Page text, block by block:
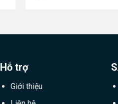
Hỗ trợ
Giới thiệu